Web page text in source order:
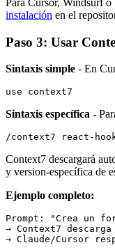
Para Cursor, Windsurf
instalación en el
Paso 3: Usar
Sintaxis simple - En
Sintaxis específica -
Context7 descargará
y version-específica de
Ejemplo completo:
Prompt: "Crea un
→ Context7